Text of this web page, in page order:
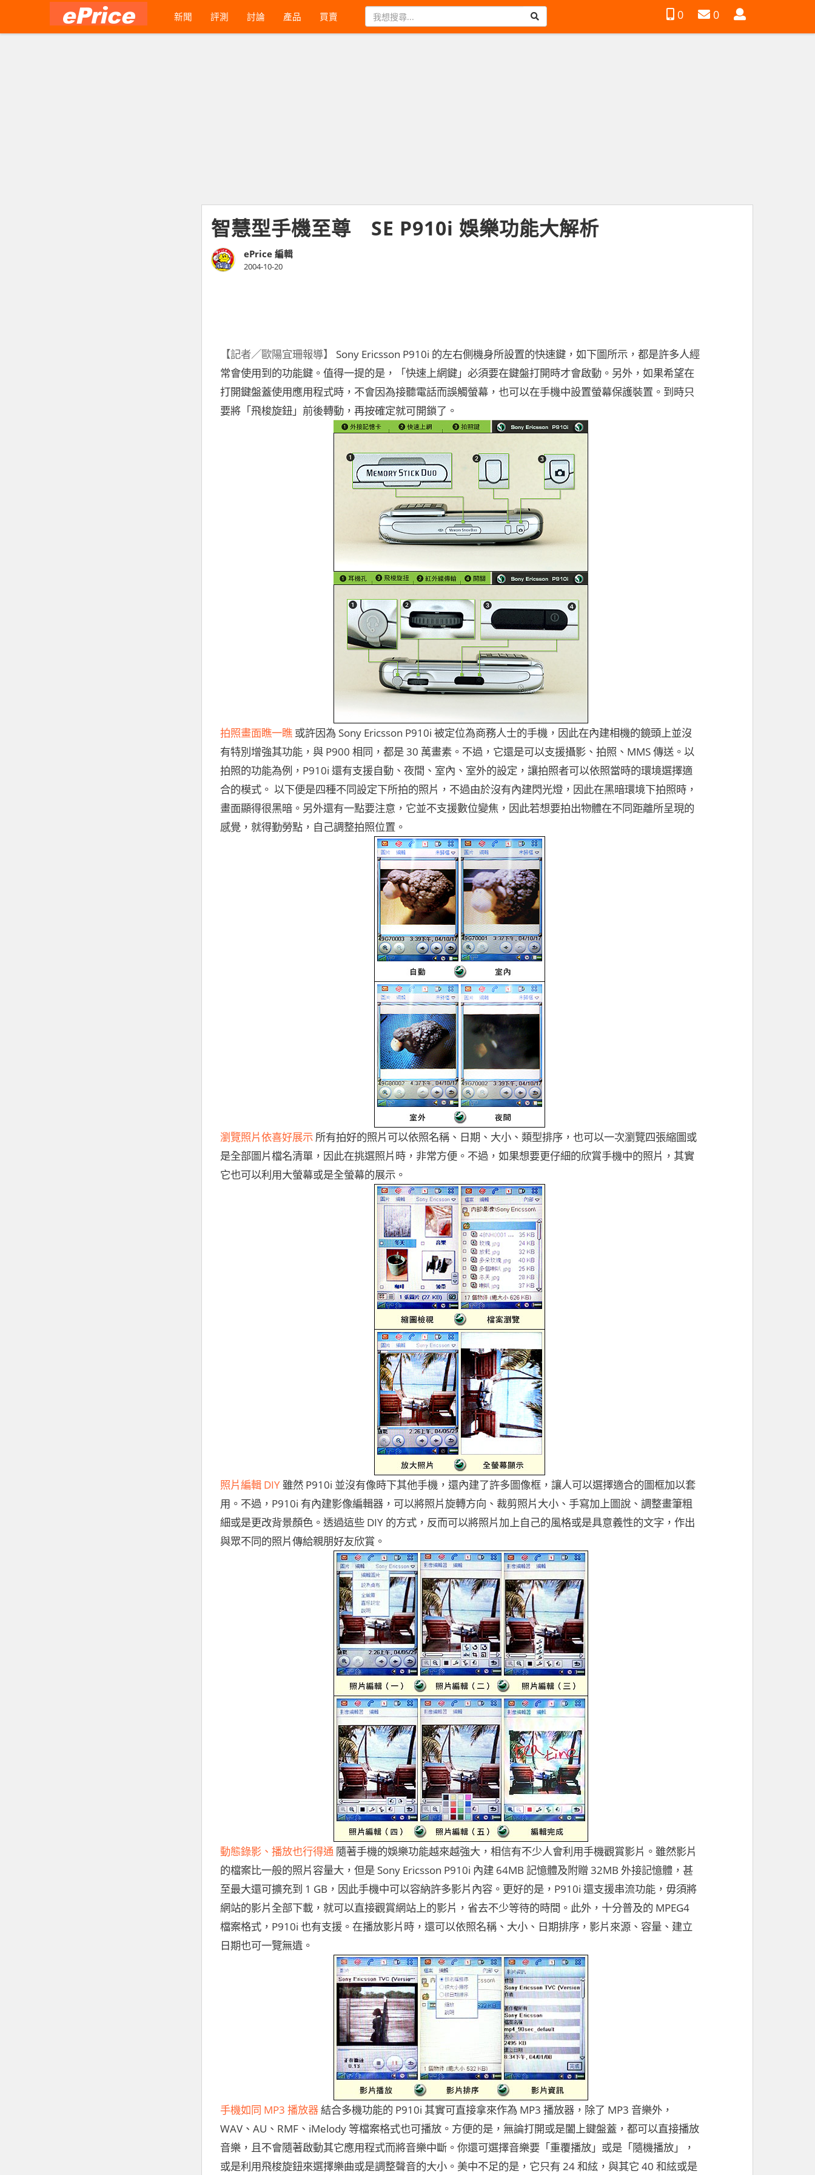
新聞 評測 討論 產品 買賣 0 0
會
智慧型手機至尊 SE P910i 娛樂功能大解析
ePrice 編輯
2004-10-20
【記者／歐陽宜珊報導】
Sony Ericsson P910i 的左右側機身所設置的快速鍵，如下圖所示，都是許多人經
常會使用到的功能鍵。值得一提的是，「快速上網鍵」必須要在鍵盤打開時才會啟動。另外，如果希望在
打開鍵盤蓋使用應用程式時，不會因為接聽電話而誤觸螢幕，也可以在手機中設置螢幕保護裝置。到時只
要將「飛梭旋鈕」前後轉動，再按確定就可開鎖了。
拍照畫面瞧一瞧 或許因為 Sony Ericsson P910i 被定位為商務人士的手機，因此在內建相機的鏡頭上並沒
有特別增強其功能，與 P900 相同，都是 30 萬畫素。不過，它還是可以支援攝影、拍照、MMS 傳送。以
拍照的功能為例，P910i 還有支援自動、夜間、室內、室外的設定，讓拍照者可以依照當時的環境選擇適
合的模式。 以下便是四種不同設定下所拍的照片，不過由於沒有內建閃光燈，因此在黑暗環境下拍照時，
畫面顯得很黑暗。另外還有一點要注意，它並不支援數位變焦，因此若想要拍出物體在不同距離所呈現的
感覺，就得勤勞點，自己調整拍照位置。
瀏覽照片依喜好展示 所有拍好的照片可以依照名稱、日期、大小、類型排序，也可以一次瀏覽四張縮圖或
是全部圖片檔名清單，因此在挑選照片時，非常方便。不過，如果想要更仔細的欣賞手機中的照片，其實
它也可以利用大螢幕或是全螢幕的展示。
照片編輯 DIY 雖然 P910i 並沒有像時下其他手機，還內建了許多圖像框，讓人可以選擇適合的圖框加以套
用。不過，P910i 有內建影像編輯器，可以將照片旋轉方向、裁剪照片大小、手寫加上圖說、調整畫筆粗
細或是更改背景顏色。透過這些 DIY 的方式，反而可以將照片加上自己的風格或是具意義性的文字，作出
與眾不同的照片傳給親朋好友欣賞。
動態錄影、播放也行得通 隨著手機的娛樂功能越來越強大，相信有不少人會利用手機觀賞影片。雖然影片
的檔案比一般的照片容量大，但是 Sony Ericsson P910i 內建 64MB 記憶體及附贈 32MB 外接記憶體，甚
至最大還可擴充到 1 GB，因此手機中可以容納許多影片內容。更好的是，P910i 還支援串流功能，毋須將
網站的影片全部下載，就可以直接觀賞網站上的影片，省去不少等待的時間。此外，十分普及的 MPEG4
檔案格式，P910i 也有支援。在播放影片時，還可以依照名稱、大小、日期排序，影片來源、容量、建立
日期也可一覽無遺。
手機如同 MP3 播放器結合多機功能的 P910i 其實可直接拿來作為 MP3 播放器，除了 MP3 音樂外，
WAV、AU、RMF、iMelody 等檔案格式也可播放。方便的是，無論打開或是闔上鍵盤蓋，都可以直接播放
音樂，且不會隨著啟動其它應用程式而將音樂中斷。你還可選擇音樂要「重覆播放」或是「隨機播放」，
或是利用飛梭旋鈕來選擇樂曲或是調整聲音的大小。美中不足的是，它只有 24 和絃，與其它 40 和絃或是